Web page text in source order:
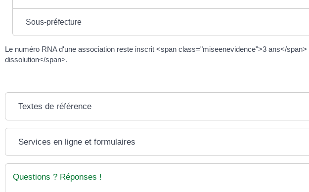
Sous-préfecture
Le numéro RNA d'une association reste inscrit <span class="miseenevidence">3 ans</
dissolution</span>.
Textes de référence
Services en ligne et formulaires
Questions ? Réponses !